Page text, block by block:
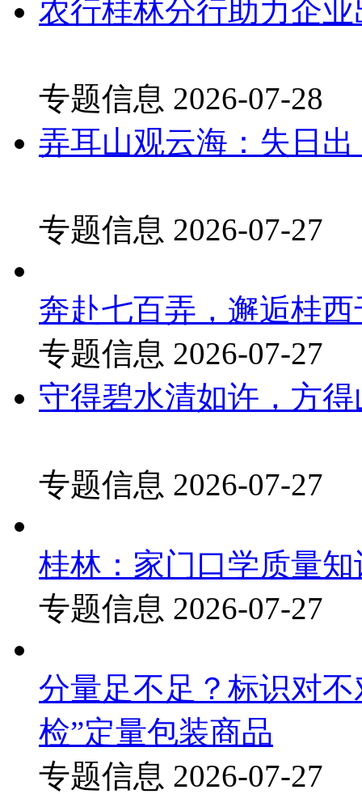
农行桂林分行助力企业
专题信息 2026-07-28
弄耳山观云海：失日
专题信息 2026-07-27
奔赴七百弄，邂逅桂
专题信息 2026-07-27
守得碧水清如许，方
专题信息 2026-07-27
桂林：家门口学质量知
专题信息 2026-07-27
分量足不足？标识对
检”定量包装商品
专题信息 2026-07-27